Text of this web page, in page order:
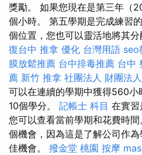
獎勵。 如果您現在是第三年（
個小時。 第五學期是完成練習
個位置，您也可以靈活地將其
復台中 推拿 優化 台灣用語 seo
膜放鬆推薦 台中排毒推薦 台中
薦 新竹 推拿 社團法人 財團法人
可以在連續的學期中獲得560
10個學分。 記帳士 科目 在實習
您可以查看當前學期和花費時
個機會，因為這是了解公司作
佳機會。 撥金堂 桃園 按摩